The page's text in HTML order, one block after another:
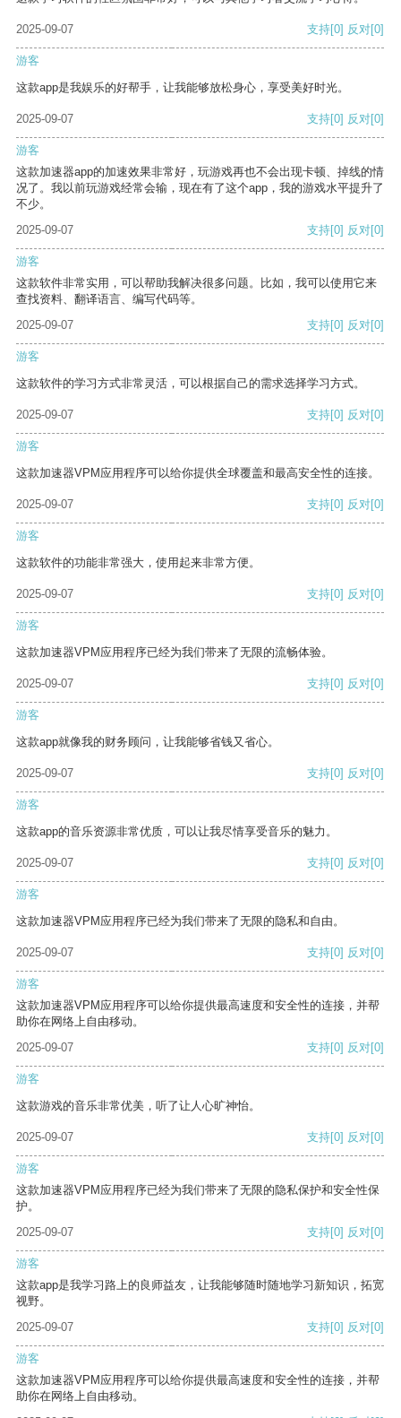
2025-09-07 支持[0] 反对[0]
游客
这款app是我娱乐的好帮手，让我能够放松身心，享受美好时光。
2025-09-07 支持[0] 反对[0]
游客
这款加速器app的加速效果非常好，玩游戏再也不会出现卡顿、掉线的情
况了。我以前玩游戏经常会输，现在有了这个app，我的游戏水平提升了
不少。
2025-09-07
支持[0] 反对[0]
游客
这款软件非常实用，可以帮助我解决很多问题。比如，我可以使用它来
查找资料、翻译语言、编写代码等。
2025-09-07
支持[0] 反对[0]
游客
这款软件的学习方式非常灵活，可以根据自己的需求选择学习方式。
2025-09-07 支持[0] 反对[0]
游客
这款加速器VPM应用程序可以给你提供全球覆盖和最高安全性的连接。
2025-09-07 支持[0] 反对[0]
游客
这款软件的功能非常强大，使用起来非常方便。
2025-09-07 支持[0] 反对[0]
游客
这款加速器VPM应用程序已经为我们带来了无限的流畅体验。
2025-09-07 支持[0] 反对[0]
游客
这款app就像我的财务顾问，让我能够省钱又省心。
2025-09-07 支持[0] 反对[0]
游客
这款app的音乐资源非常优质，可以让我尽情享受音乐的魅力。
2025-09-07 支持[0] 反对[0]
游客
这款加速器VPM应用程序已经为我们带来了无限的隐私和自由。
2025-09-07 支持[0] 反对[0]
游客
这款加速器VPM应用程序可以给你提供最高速度和安全性的连接，并帮
助你在网络上自由移动。
2025-09-07
支持[0] 反对[0]
游客
这款游戏的音乐非常优美，听了让人心旷神怡。
2025-09-07 支持[0] 反对[0]
游客
这款加速器VPM应用程序已经为我们带来了无限的隐私保护和安全性保
护。
2025-09-07
支持[0] 反对[0]
游客
这款app是我学习路上的良师益友，让我能够随时随地学习新知识，拓宽
视野。
2025-09-07
支持[0] 反对[0]
游客
这款加速器VPM应用程序可以给你提供最高速度和安全性的连接，并帮
助你在网络上自由移动。